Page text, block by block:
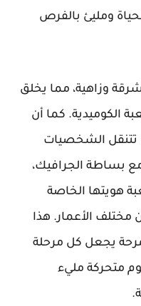
ومليئ بالفرص
وزاهية، مما يخلق
الكوميدية. كما أن
تتنقل الشخصيات
بساطة الجرافيك،
هويتها الخاصة
مختلف الأعمار. هذا
يجعل كل مرحلة
متحركة مليء